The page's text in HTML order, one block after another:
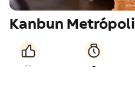
Kanbun Metrópoli
-- -